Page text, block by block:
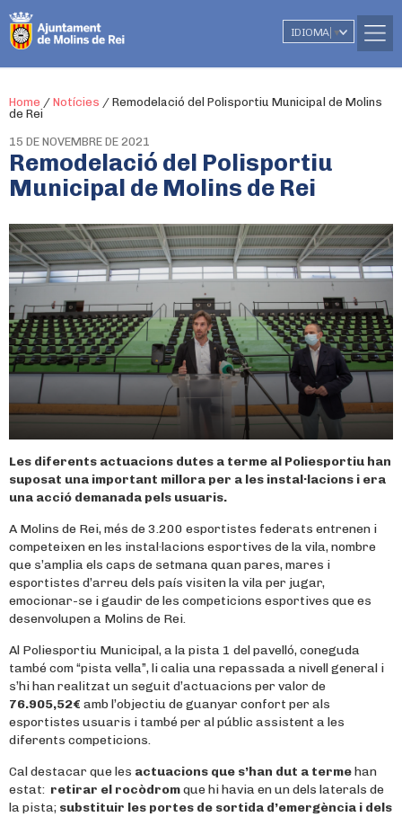
IDIOMA ▼
Home / Notícies / Remodelació del Polisportiu Municipal de Molins
de Rei
15 DE NOVEMBRE DE 2021
Remodelació del Polisportiu
Municipal de Molins de Rei
Les diferents actuacions dutes a terme al Poliesportiu han
suposat una important millora per a les instal·lacions i era
una acció demanada pels usuaris.
A Molins de Rei, més de 3.200 esportistes federats entrenen i
competeixen en les instal·lacions esportives de la vila, nombre
que s’amplia els caps de setmana quan pares, mares i
esportistes d’arreu dels país visiten la vila per jugar,
emocionar-se i gaudir de les competicions esportives que es
desenvolupen a Molins de Rei.
Al Poliesportiu Municipal, a la pista 1 del pavelló, coneguda
també com “pista vella”, li calia una repassada a nivell general i
s’hi han realitzat un seguit d’actuacions per valor de
76.905,52€ amb l’objectiu de guanyar confort per als
esportistes usuaris i també per al públic assistent a les
diferents competicions.
Cal destacar que les actuacions que s’han dut a termehan
estat: retirar el rocòdromque hi havia en un dels laterals de
la pista; substituir les portes de sortida d’emergència i dels